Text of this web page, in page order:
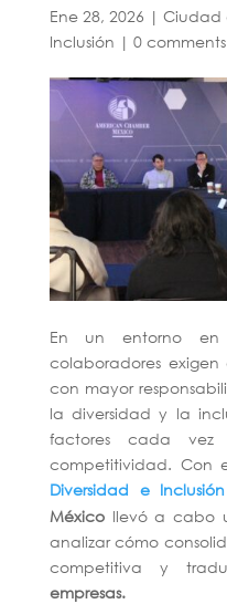
Ene 28, 2026 | Ciudad
Inclusión | 0 comments
En un entorno en
colaboradores
con mayor
la diversidad y la
factores cada vez
competitividad. Con
Diversidad e Inclusión
Méxicollevó a cabo
analizar cómo
competitiva y
empresas.